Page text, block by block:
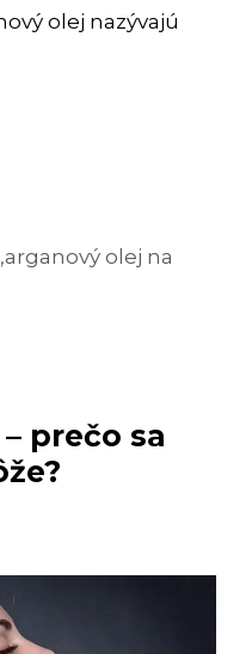
olej nazývajú
,arganový olej na
prečo sa